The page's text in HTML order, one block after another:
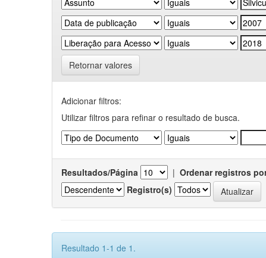
Retornar valores
Adicionar filtros:
Utilizar filtros para refinar o resultado de busca.
Resultados/Página | Ordenar registros
Registro(s)
Resultado 1-1 de 1.